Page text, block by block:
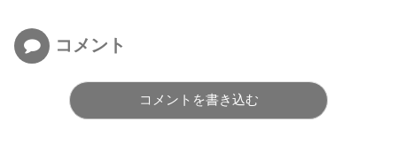
コメント
コメントを書き込む